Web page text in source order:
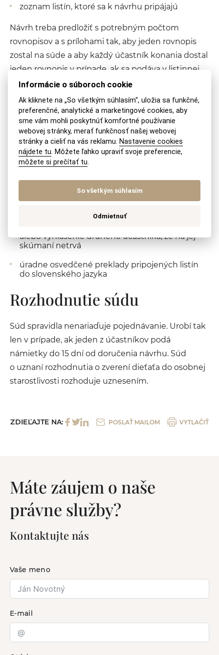
zoznam listín, ktoré sa k návrhu pripájajú
Návrh treba predložiť s potrebným počtom
rovnopisov a s prílohami tak, aby jeden rovnopis
zostal na súde a aby každý účastník konania dostal
jeden rovnopis v prípade, ak sa podáva v listinnej
forme.
Prílohyk návrhu sú:
originál alebo úradne osvedčená kópia cudzieho
rozhodnutia v plnom znení
potvrdenie príslušného cudzieho orgánu o
rozhodnutia alebo o tom, že rozhodnutie už
nemožno napadnúť riadnym opravným
prostriedkom
listinné dôkazy o tom, že nie je daná prekážka
alebo vyhlásenie druhého účastníka, že na jej
skúmaní netrvá
úradne osvedčené preklady pripojených listín
do slovenského jazyka
Rozhodnutie súdu
Súd spravidla nenariaďuje pojednávanie. Urobí tak
len v prípade, ak jeden z účastníkov podá
námietky do 15 dní od doručenia návrhu. Súd
o uznaní rozhodnutia o zverení dieťaťa do osobnej
starostlivosti rozhoduje uznesením.
ZDIEĽAJTE NA: POSLAŤ MAILOM VYTLAČIŤ
Máte záujem o naše
právne služby?
Kontaktujte nás
Vaše meno
E-mail
Informácie o súboroch cookie
Ak kliknete na „So všetkým súhlasím“, uložia sa funkčné,
preferenčné, analytické a marketingové cookies, aby
sme vám mohli poskytnúť komfortné používanie
webovej stránky, merať funkčnosť našej webovej
stránky a cieliť na vás reklamu. Nastavenie cookies
nájdete tu. Môžete ľahko upraviť svoje preferencie,
môžete si prečítať tu.
So všetkým súhlasím
Odmietnuť